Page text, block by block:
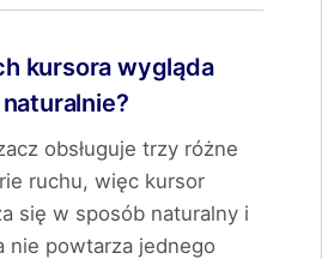
kursora wygląda
naturalnie?
obsługuje trzy różne
ruchu, więc kursor
się w sposób naturalny i
nie powtarza jednego